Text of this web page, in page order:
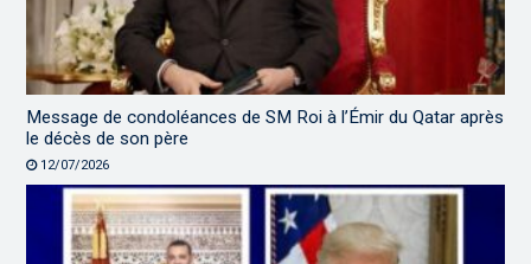
Message de condoléances de SM Roi à l’Émir du Qatar après
le décès de son père
12/07/2026